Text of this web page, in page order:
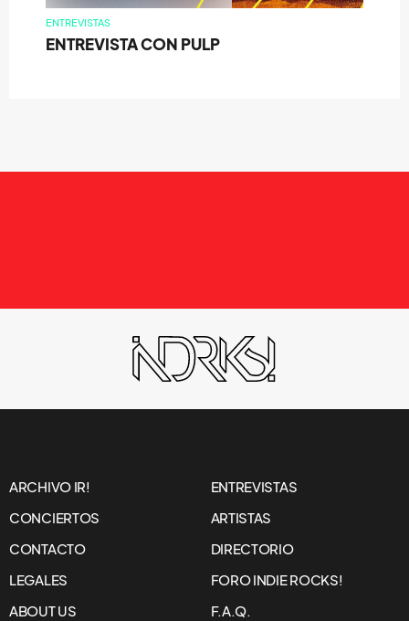
ENTREVISTAS
ENTREVISTA CON PULP
ARCHIVO IR!
ENTREVISTAS
CONCIERTOS
ARTISTAS
CONTACTO
DIRECTORIO
LEGALES
FORO INDIE ROCKS!
ABOUT US
F.A.Q.